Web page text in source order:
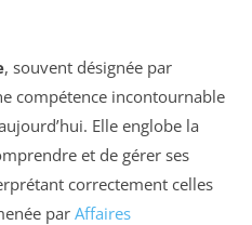
, souvent désignée par
compétence incontournable
Elle englobe la
et de gérer ses
correctement celles
parAffaires